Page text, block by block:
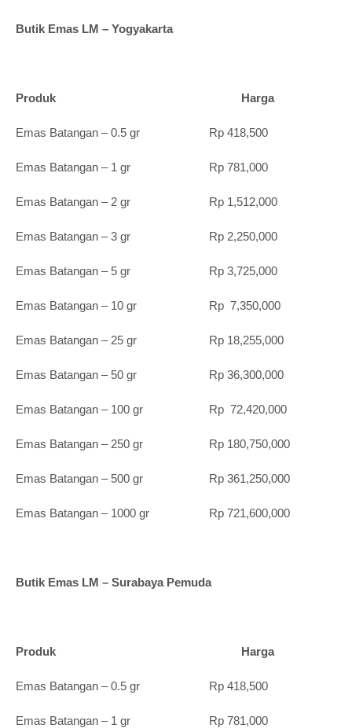
Butik Emas LM – Yogyakarta
Produk Harga
Emas Batangan – 0.5 gr Rp 418,500
Emas Batangan – 1 gr Rp 781,000
Emas Batangan – 2 gr Rp 1,512,000
Emas Batangan – 3 gr Rp 2,250,000
Emas Batangan – 5 gr Rp 3,725,000
Emas Batangan – 10 gr Rp 7,350,000
Emas Batangan – 25 gr Rp 18,255,000
Emas Batangan – 50 gr Rp 36,300,000
Emas Batangan – 100 gr Rp 72,420,000
Emas Batangan – 250 gr Rp 180,750,000
Emas Batangan – 500 gr Rp 361,250,000
Emas Batangan – 1000 gr Rp 721,600,000
Butik Emas LM – Surabaya Pemuda
Produk Harga
Emas Batangan – 0.5 gr Rp 418,500
Emas Batangan – 1 gr Rp 781,000